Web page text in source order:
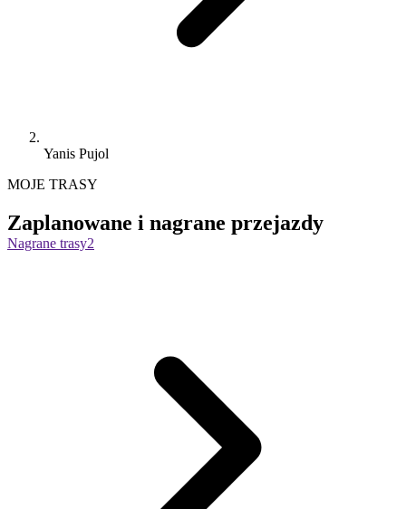
Yanis Pujol
MOJE TRASY
Zaplanowane i nagrane przejazdy
Nagrane trasy2